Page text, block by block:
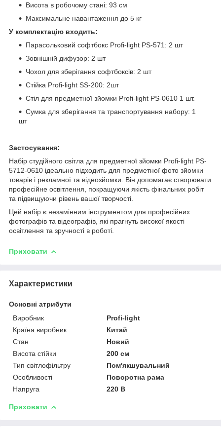
Висота в робочому стані: 93 см
Максимальне навантаження до 5 кг
У комплектацію входить:
Парасольковий софтбокс Profi-light PS-571: 2 шт
Зовнішній дифузор: 2 шт
Чохол для зберігання софтбоксів: 2 шт
Стійка Profi-light SS-200: 2шт
Стіл для предметної зйомки Profi-light PS-0610 1 шт.
Сумка для зберігання та транспортування набору: 1
шт
Застосування:
Набір студійного світла для предметної зйомки Profi-light PS-
5712-0610 ідеально підходить для предметної фото зйомки
товарів і рекламної та відеозйомки. Він допомагає створювати
професійне освітлення, покращуючи якість фінальних робіт
та підвищуючи рівень вашої творчості.
Цей набір є незамінним інструментом для професійних
фотографів та відеографів, які прагнуть високої якості
освітлення та зручності в роботі.
Приховати
Характеристики
Основні атрибути
Виробник
Profi-light
Країна виробник
Китай
Стан
Новий
Висота стійки
200 см
Тип світлофільтру
Пом'якшувальний
Особливості
Поворотна рама
Напруга
220 В
Приховати